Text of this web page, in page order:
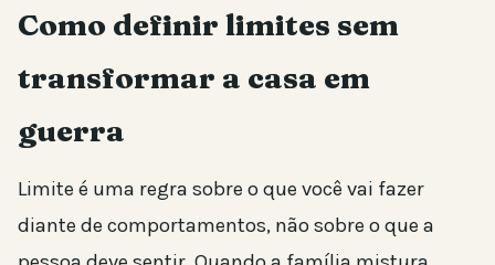
Como definir limites sem
transformar a casa em
guerra
Limite é uma regra sobre o que você vai fazer
diante de comportamentos, não sobre o que a